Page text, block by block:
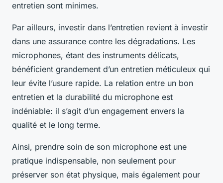
entretien sont minimes.
Par ailleurs, investir dans l’entretien revient à investir
dans une assurance contre les dégradations. Les
microphones, étant des instruments délicats,
bénéficient grandement d’un entretien méticuleux qui
leur évite l’usure rapide. La relation entre un bon
entretien et la durabilité du microphone est
indéniable: il s’agit d’un engagement envers la
qualité et le long terme.
Ainsi, prendre soin de son microphone est une
pratique indispensable, non seulement pour
préserver son état physique, mais également pour